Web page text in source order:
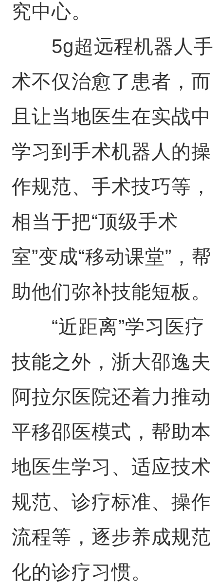
究中心。
5g超远程机器人手
术不仅治愈了患者，而
且让当地医生在实战中
学习到手术机器人的操
作规范、手术技巧等，
相当于把“顶级手术
室”变成“移动课堂”，帮
助他们弥补技能短板。
“近距离”学习医疗
技能之外，浙大邵逸夫
阿拉尔医院还着力推动
平移邵医模式，帮助本
地医生学习、适应技术
规范、诊疗标准、操作
流程等，逐步养成规范
化的诊疗习惯。